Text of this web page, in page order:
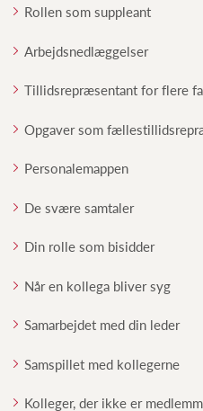
Rollen som suppleant
Arbejdsnedlæggelser
Tillidsrepræsentant for flere
Opgaver som
Personalemappen
De svære samtaler
Din rolle som bisidder
Når en kollega bliver syg
Samarbejdet med din leder
Samspillet med kollegerne
Kolleger, der ikke er